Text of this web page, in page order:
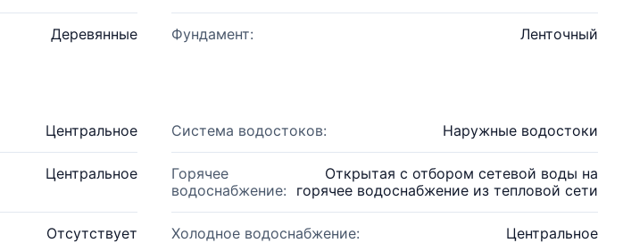
Деревянные Фундамент: Ленточный
Центральное Система водостоков: Наружные водостоки
Центральное
Горячее
водоснабжение:
Открытая с отбором сетевой воды на
горячее водоснабжение из тепловой сети
Отсутствует Холодное водоснабжение: Центральное